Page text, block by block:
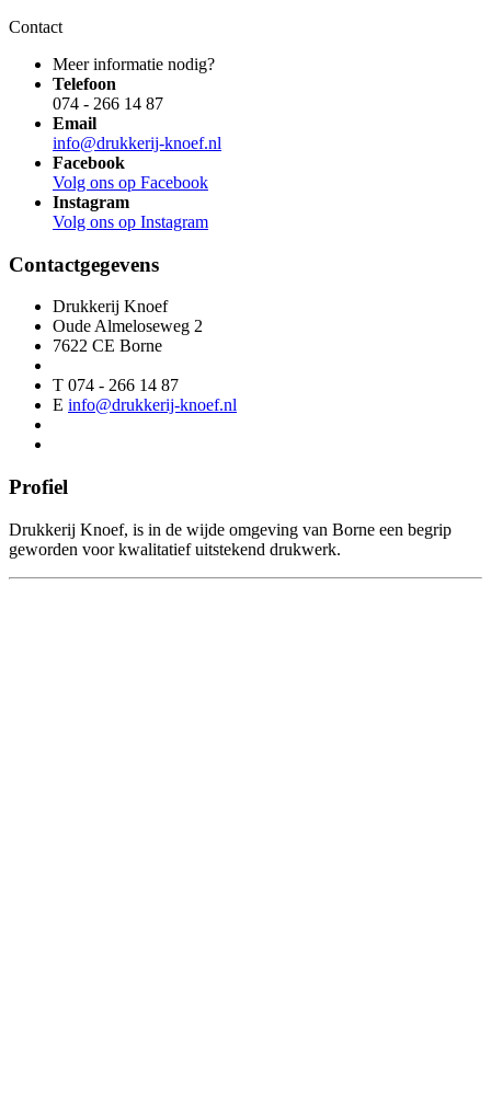
Contact
Meer informatie nodig?
Telefoon
074 - 266 14 87
Email
info@drukkerij-knoef.nl
Facebook
Volg ons op Facebook
Instagram
Volg ons op Instagram
Contactgegevens
Drukkerij Knoef
Oude Almeloseweg 2
7622 CE Borne
T 074 - 266 14 87
E info@drukkerij-knoef.nl
Profiel
Drukkerij Knoef, is in de wijde omgeving van Borne een begrip
geworden voor kwalitatief uitstekend drukwerk.